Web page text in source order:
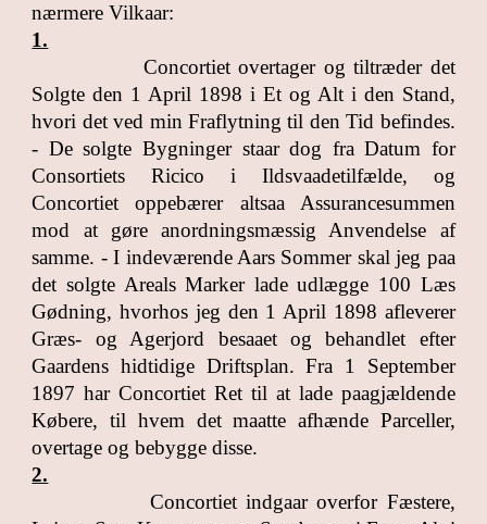
nærmere Vilkaar:
1.
Concortiet overtager og tiltræder det
Solgte den 1 April 1898 i Et og Alt i den Stand,
hvori det ved min Fraflytning til den Tid befindes.
- De solgte Bygninger staar dog fra Datum for
Consortiets Ricico i Ildsvaadetilfælde, og
Concortiet oppebærer altsaa Assurancesummen
mod at gøre anordningsmæssig Anvendelse af
samme. - I indeværende Aars Sommer skal jeg paa
det solgte Areals Marker lade udlægge 100 Læs
Gødning, hvorhos jeg den 1 April 1898 afleverer
Græs- og Agerjord besaaet og behandlet efter
Gaardens hidtidige Driftsplan. Fra 1 September
1897 har Concortiet Ret til at lade paagjældende
Købere, til hvem det maatte afhænde Parceller,
overtage og bebygge disse.
2.
Concortiet indgaar overfor Fæstere,